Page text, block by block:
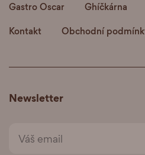
Gastro Oscar
Ghíčkárna
Kontakt
Obchodní
Newsletter